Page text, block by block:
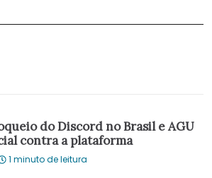
do Discord no Brasil e AGU
contra a plataforma
1 minuto de leitura